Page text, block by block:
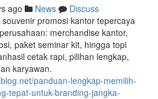
ago News
Discuss
promosi kantor tepercaya
merchandise kantor,
paket seminar kit, hingga topi
cetak rapi, pilihan lengkap,
karyawan.
panduan-lengkap-memilih-
tepat-untuk-branding-jangka-